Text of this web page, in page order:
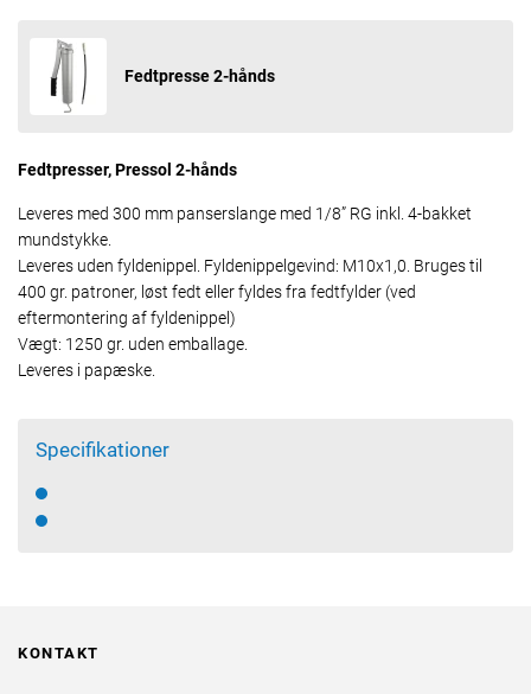
Fedtpresse 2-hånds
Fedtpresser, Pressol 2-hånds
Leveres med 300 mm panserslange med 1/8” RG inkl. 4-bakket
mundstykke.
Leveres uden fyldenippel. Fyldenippelgevind: M10x1,0. Bruges til
400 gr. patroner, løst fedt eller fyldes fra fedtfylder (ved
eftermontering af fyldenippel)
Vægt: 1250 gr. uden emballage.
Leveres i papæske.
Specifikationer
KONTAKT